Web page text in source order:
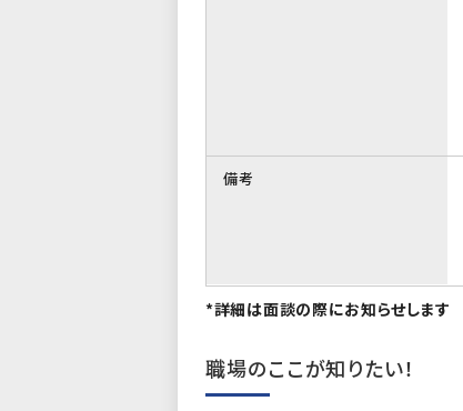
備考
*詳細は面談の際にお知らせします
職場のここが知りたい！